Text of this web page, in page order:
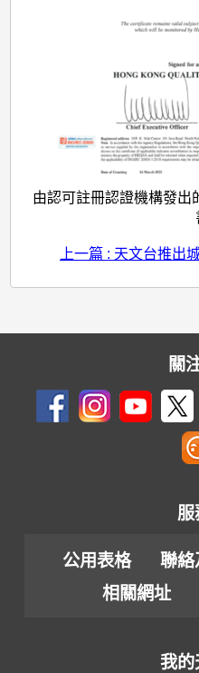
由認可註冊認證機構發出
上一篇 : 天文台推出
關
服
公用表格 聯絡
相關網址
我的